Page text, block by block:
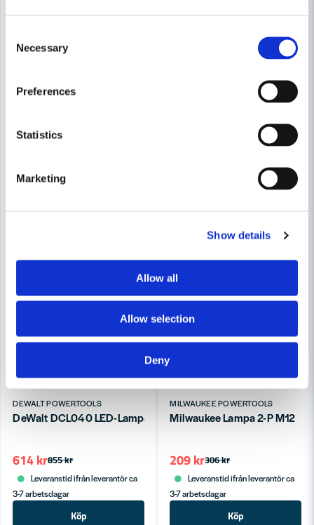
Selection
Necessary
Preferences
Statistics
Marketing
Show details
Allow all
Allow selection
Deny
DEWALT POWERTOOLS
DeWalt DCL040 LED-Lampa 18V XR 18V
855 kr
614 kr
Leveranstid ifrån leverantör ca
3-7 arbetsdagar
Köp
MILWAUKEE POWERTOOLS
Milwaukee Lampa 2-P M12
306 kr
209 kr
Leveranstid ifrån leverantör ca
3-7 arbetsdagar
Köp